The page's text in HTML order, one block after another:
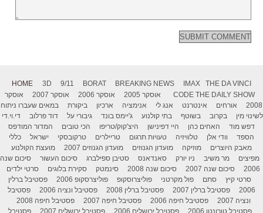
HOME 3D 9/11 BORAT BREAKING NEWS IMAX
THE DA VINCI
CODE THE DAILY SHOW אוסקר 2005 אוסקר 2006 אוסקר 2007
אוסקר
2008
אורחים אינטרנט אנג לי אנימציה ארכיון ביקורת
במאים שעברו ניתוח
לשינוי מין
בקרוב בשוטף בתי קולנוע ג'יימס בונד גיבורי על דוד פרלוב
די.וי.די
דפש מוד
האחים כהן היי דפינישן היצ'קוק/טריפו הכי טובים
המדור המודפס
הספד
וודי אלן טלוויזיה טעויות תרגום טריילרים טרקובסקי ישראל
כללי
מאבק היוצרים
מוזיקה מועדון הגנוזים מועדון הגנוזים 2007
מועצת הקולנוע
מפיצים
מר משיב ניו יורק סאנדאנס סטיבן ספילברג סיכום העשור
סיכום שנה
2006
סיכום שנה 2007 סיכום שנה 2008 סינמטק סקירת בלוגים
סרטי ילדים
סרטי קיץ
סתם פול מקרטני פוליצרוסקופ פוליצרסקופ 2006
פסטיבל ברלין
2006
פסטיבל ברלין 2007 פסטיבל ברלין 2008 פסטיבל ונציה 2006
פסטיבל
ונציה 2007
פסטיבל חיפה 2006 פסטיבל חיפה 2007
פסטיבל חיפה 2008